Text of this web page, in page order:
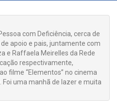
com Deficiência, cerca de
apoio e pais, juntamente com
e Raffaela Meirelles da Rede
respectivamente,
filme “Elementos” no cinema
Foi uma manhã de lazer e muita